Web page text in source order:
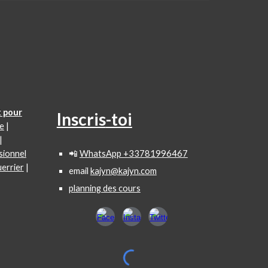
pour
|
|
Inscris-toi
📲 WhatsApp +33781996467
email kajyn@kajyn.com
planning des cours